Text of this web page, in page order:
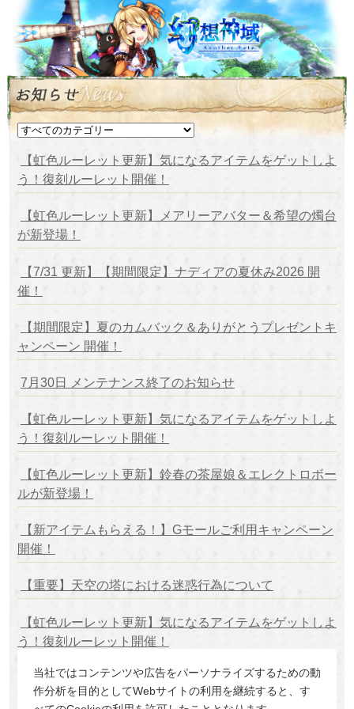
当社ではコンテンツや広告をパーソナライズするための動
作分析を目的としてWebサイトの利用を継続すると、す
【虹色ルーレット更新】気になるアイテムをゲットしよ
う！復刻ルーレット開催！
【虹色ルーレット更新】メアリーアバター＆希望の燭台
が新登場！
【7/31 更新】【期間限定】ナディアの夏休み2026 開
催！
【期間限定】夏のカムバック＆ありがとうプレゼントキ
ャンペーン 開催！
7月30日 メンテナンス終了のお知らせ
【虹色ルーレット更新】気になるアイテムをゲットしよ
う！復刻ルーレット開催！
【虹色ルーレット更新】鈴春の茶屋娘＆エレクトロボー
ルが新登場！
【新アイテムもらえる！】Gモールご利用キャンペーン
開催！
【重要】天空の塔における迷惑行為について
【虹色ルーレット更新】気になるアイテムをゲットしよ
う！復刻ルーレット開催！
PREV 1 2 3 5 6 NEXT